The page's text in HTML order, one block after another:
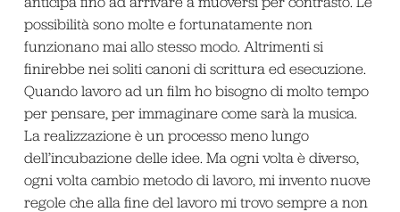
possibilità sono molte e fortunatamente non
funzionano mai allo stesso modo. Altrimenti si
finirebbe nei soliti canoni di scrittura ed esecuzione.
Quando lavoro ad un film ho bisogno di molto tempo
per pensare, per immaginare come sarà la musica.
La realizzazione è un processo meno lungo
dell’incubazione delle idee. Ma ogni volta è diverso,
ogni volta cambio metodo di lavoro, mi invento nuove
regole che alla fine del lavoro mi trovo sempre a non